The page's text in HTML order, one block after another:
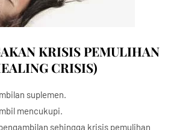
KRISIS PEMULIHAN
CRISIS)
suplemen.
mencukupi.
sehingga krisis pemulihan